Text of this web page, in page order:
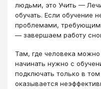
людьми, это Учить —
обучать. Если обучение
проблемами,
— завершаем работу
Там, где человека можно
начинать нужно с
подключать только в
оказывается